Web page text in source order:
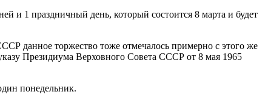
и 1 праздничный день, который состоится 8 марта и будет
данное торжество тоже отмечалось примерно с этого же
Президиума Верховного Совета СССР от 8 мая 1965
понедельник.